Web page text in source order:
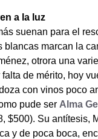
a la luz
suenan para el
blancas marcan la
otrora una
de mérito, hoy
con vinos poco
pude ser Alma
$500). Su antítesis,
y de poca boca,